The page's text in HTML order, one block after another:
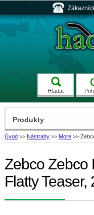
Hľadať
Úvod >> Nástrahy >> More >>
Zebco Zebco
Flatty Teaser,
Produkty